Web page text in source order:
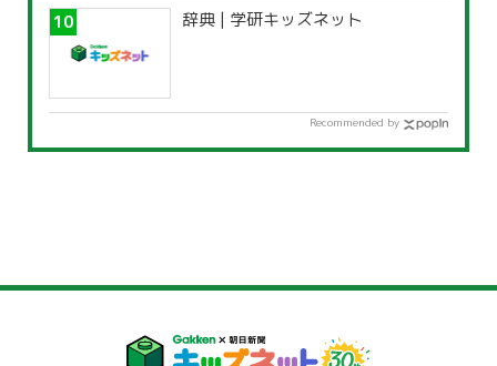
辞典 | 学研キッズネット
Recommended by